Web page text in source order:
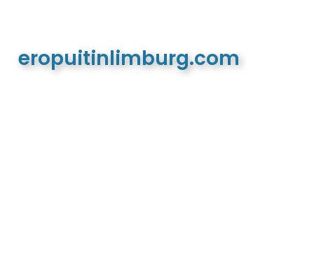
eropuitinlimburg.com